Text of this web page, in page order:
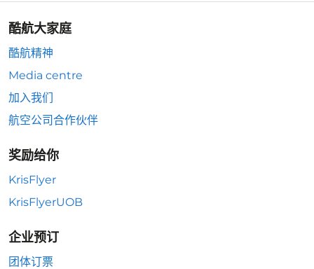
酷航大家庭
酷航精神
Media centre
加入我们
航空公司合作伙伴
奖励给你
KrisFlyer
KrisFlyerUOB
企业预订
团体订票